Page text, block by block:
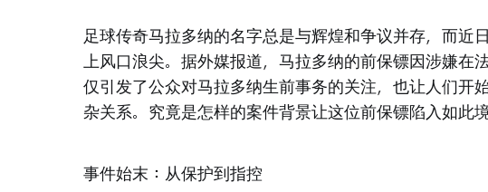
足球传奇马拉多纳的名字总是与辉煌和争议并存，而近
上风口浪尖。据外媒报道，马拉多纳的前保镖因涉嫌在
仅引发了公众对马拉多纳生前事务的关注，也让人们开
杂关系。究竟是怎样的案件背景让这位前保镖陷入如此
事件始末：从保护到指控